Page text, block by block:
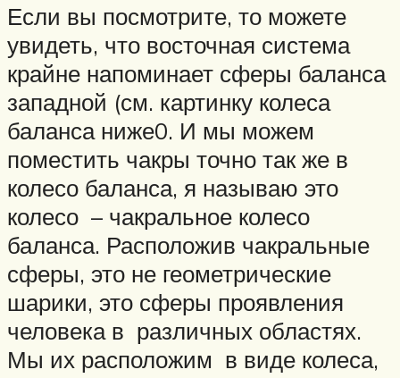
Если вы посмотрите, то можете
увидеть, что восточная система
крайне напоминает сферы баланса
западной (см. картинку колеса
баланса ниже0. И мы можем
поместить чакры точно так же в
колесо баланса, я называю это
колесо – чакральное колесо
баланса. Расположив чакральные
сферы, это не геометрические
шарики, это сферы проявления
человека в различных областях.
Мы их расположим в виде колеса,